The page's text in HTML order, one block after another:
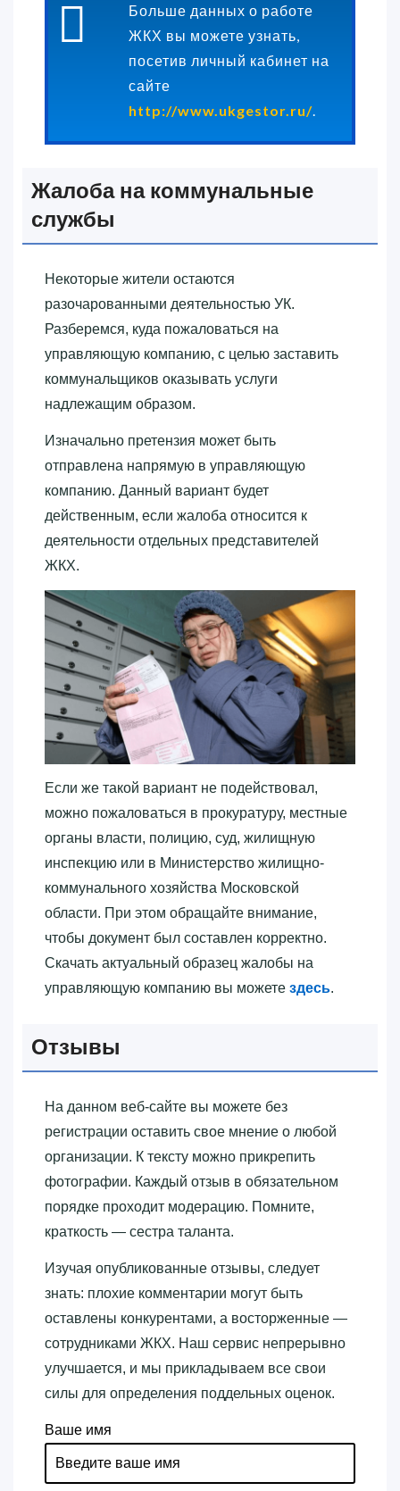
Больше данных о работе
ЖКХ вы можете узнать,
посетив личный кабинет на
сайте
http://www.ukgestor.ru/
Жалоба на коммунальные
службы
Некоторые жители остаются
разочарованными деятельностью УК.
Разберемся, куда пожаловаться на
управляющую компанию, с целью заставить
коммунальщиков оказывать услуги
надлежащим образом.
Изначально претензия может быть
отправлена напрямую в управляющую
компанию. Данный вариант будет
действенным, если жалоба относится к
деятельности отдельных представителей
ЖКХ.
Если же такой вариант не подействовал,
можно пожаловаться в прокуратуру, местные
органы власти, полицию, суд, жилищную
инспекцию или в Министерство жилищно-
коммунального хозяйства Московской
области. При этом обращайте внимание,
чтобы документ был составлен корректно.
Скачать актуальный образец жалобы на
управляющую компанию вы можете здесь.
Отзывы
На данном веб-сайте вы можете без
регистрации оставить свое мнение о любой
организации. К тексту можно прикрепить
фотографии. Каждый отзыв в обязательном
порядке проходит модерацию. Помните,
краткость — сестра таланта.
Изучая опубликованные отзывы, следует
знать: плохие комментарии могут быть
оставлены конкурентами, а восторженные —
сотрудниками ЖКХ. Наш сервис непрерывно
улучшается, и мы прикладываем все свои
силы для определения поддельных оценок.
Ваше имя